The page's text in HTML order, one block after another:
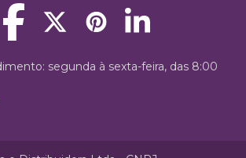
segunda à sexta-feira, das 8:00